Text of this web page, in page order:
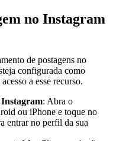
no Instagram
de postagens no
configurada como
a esse recurso.
Instagram: Abra o
ou iPhone e toque no
entrar no perfil da sua